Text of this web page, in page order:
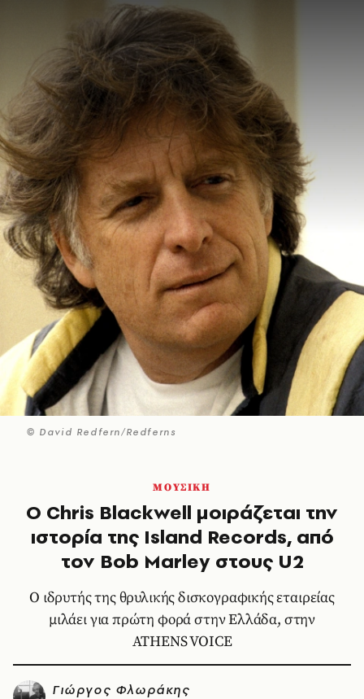
© David Redfern/Redferns
ΜΟΥΣΙΚΗ
Ο Chris Blackwell μοιράζεται την
ιστορία της Island Records, από
τον Bob Marley στους U2
Ο ιδρυτής της θρυλικής δισκογραφικής εταιρείας
μιλάει για πρώτη φορά στην Ελλάδα, στην
ATHENS VOICE
Γιώργος Φλωράκης